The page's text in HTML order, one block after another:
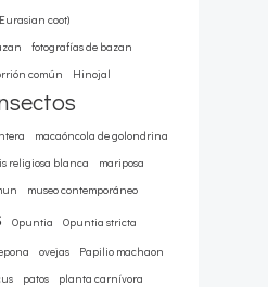
coot)
fotografías de bazan
común Hinojal
macaóncola de golondrina
religiosa blanca
mariposa
museo contemporáneo
Opuntia
Opuntia stricta
ovejas
Papilio machaon
patos
planta carnívora